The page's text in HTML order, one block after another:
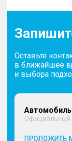
Оставьте
в ближайшее
и выбора
Официальный
ПРОЛОЖИТЬ